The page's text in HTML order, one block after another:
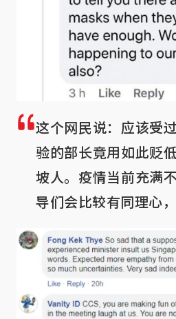
这个网民说：应该受
验的部长竟用如此贬
坡人。疫情当前充满
导们会比较有同理心